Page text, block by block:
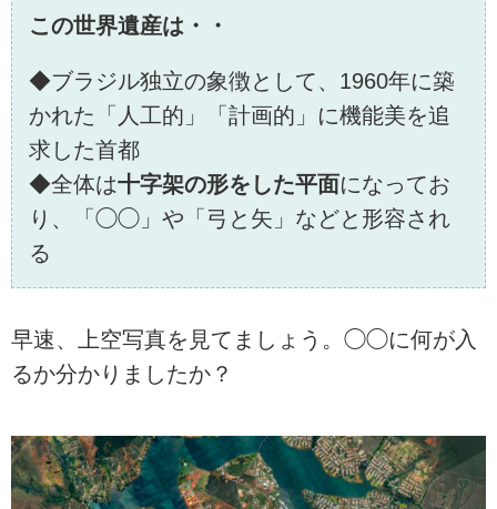
カ、カナダ、ハワイ。クラブツ
添乗員、旅館、ホテル、そして
観光施設の方によるブログをご
覧いただけます。旅行先から？
ツアー情報から観光地の情報を
発信いたします！
この世界遺産は・・
◆ブラジル独立の象徴として、1960年に築
かれた「人工的」「計画的」に機能美を追
求した首都
◆全体は十字架の形をした平面になってお
り、「◯◯」や「弓と矢」などと形容され
る
早速、上空写真を見てましょう。◯◯に何が入
るか分かりましたか？